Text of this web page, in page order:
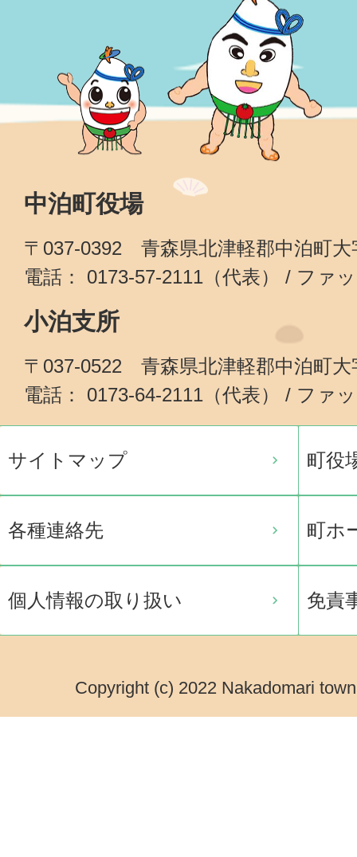
中泊町役場
〒037-0392 青森県北津軽郡中泊町大
電話： 0173-57-2111（代表） / ファ
小泊支所
〒037-0522 青森県北津軽郡中泊町大
電話： 0173-64-2111（代表） / ファ
サイトマップ 町役
各種連絡先 町ホ
個人情報の取り扱い 免責
Copyright (c) 2022 Nakadomari